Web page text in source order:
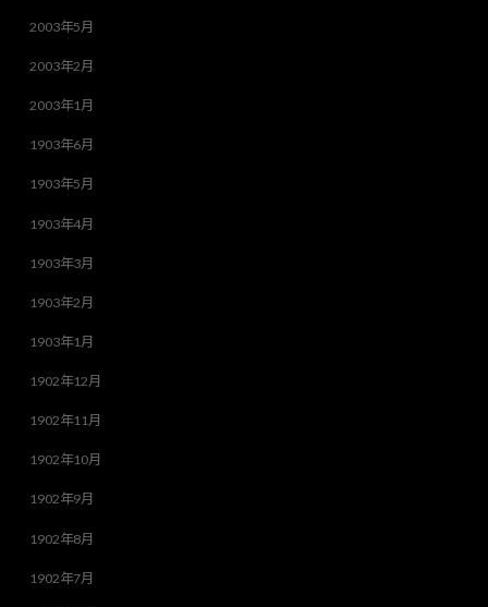
2003年5月
2003年2月
2003年1月
1903年6月
1903年5月
1903年4月
1903年3月
1903年2月
1903年1月
1902年12月
1902年11月
1902年10月
1902年9月
1902年8月
1902年7月